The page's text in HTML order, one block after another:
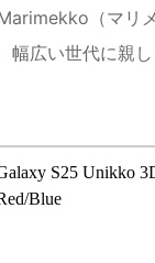
（マ
広い世代に親し
S25 Unikko
Blue